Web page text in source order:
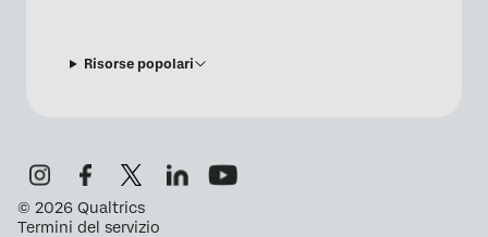
Risorse popolari
© 2026 Qualtrics
Termini del servizio